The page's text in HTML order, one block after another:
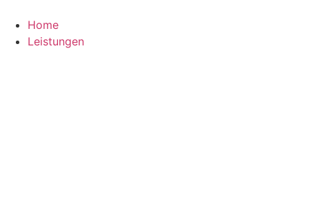
Inhalt
springen
Home
Leistungen